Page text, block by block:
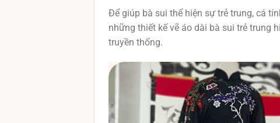
Để giúp bà sui thể hiện sự trẻ trung, cá
những thiết kế vẽ áo dài bà sui trẻ trung
truyền thống.